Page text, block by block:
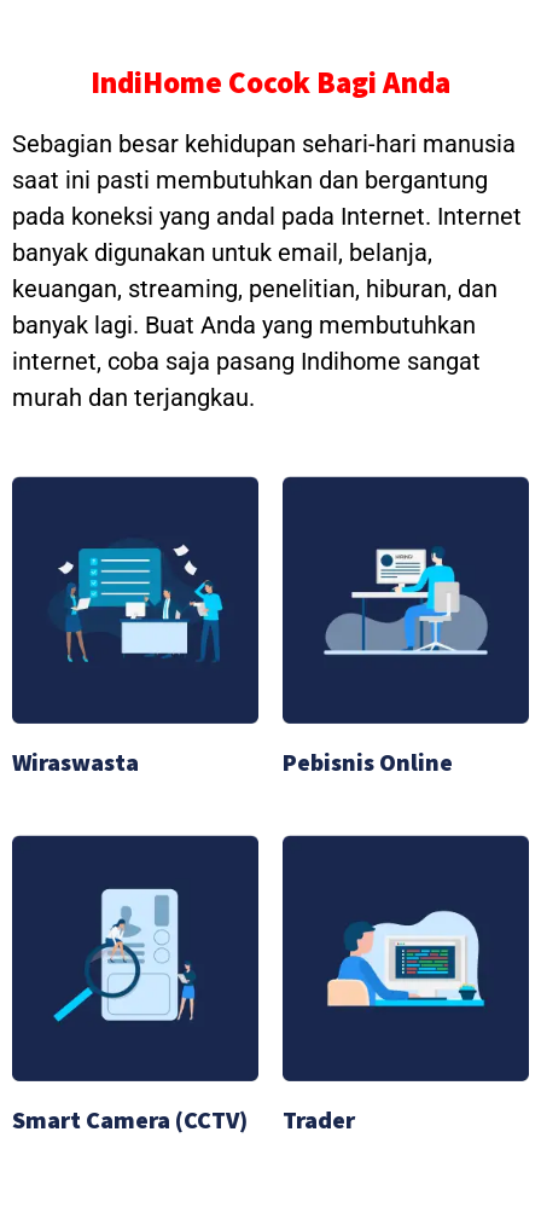
IndiHome Cocok Bagi Anda
Sebagian besar kehidupan sehari-hari manusia
saat ini pasti membutuhkan dan bergantung
pada koneksi yang andal pada Internet. Internet
banyak digunakan untuk email, belanja,
keuangan, streaming, penelitian, hiburan, dan
banyak lagi. Buat Anda yang membutuhkan
internet, coba saja pasang Indihome sangat
murah dan terjangkau.
Wiraswasta Pebisnis Online
Smart Camera (CCTV) Trader